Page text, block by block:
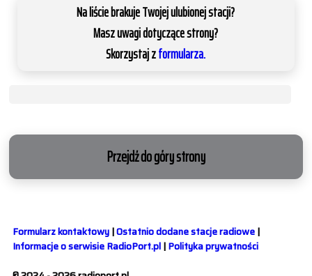
Na liście brakuje Twojej ulubionej stacji?
Masz uwagi dotyczące strony?
Skorzystaj zformularza.
Przejdź do góry strony
Formularz kontaktowy|Ostatnio dodane stacje radiowe|
Informacje o serwisie RadioPort.pl|Polityka prywatności